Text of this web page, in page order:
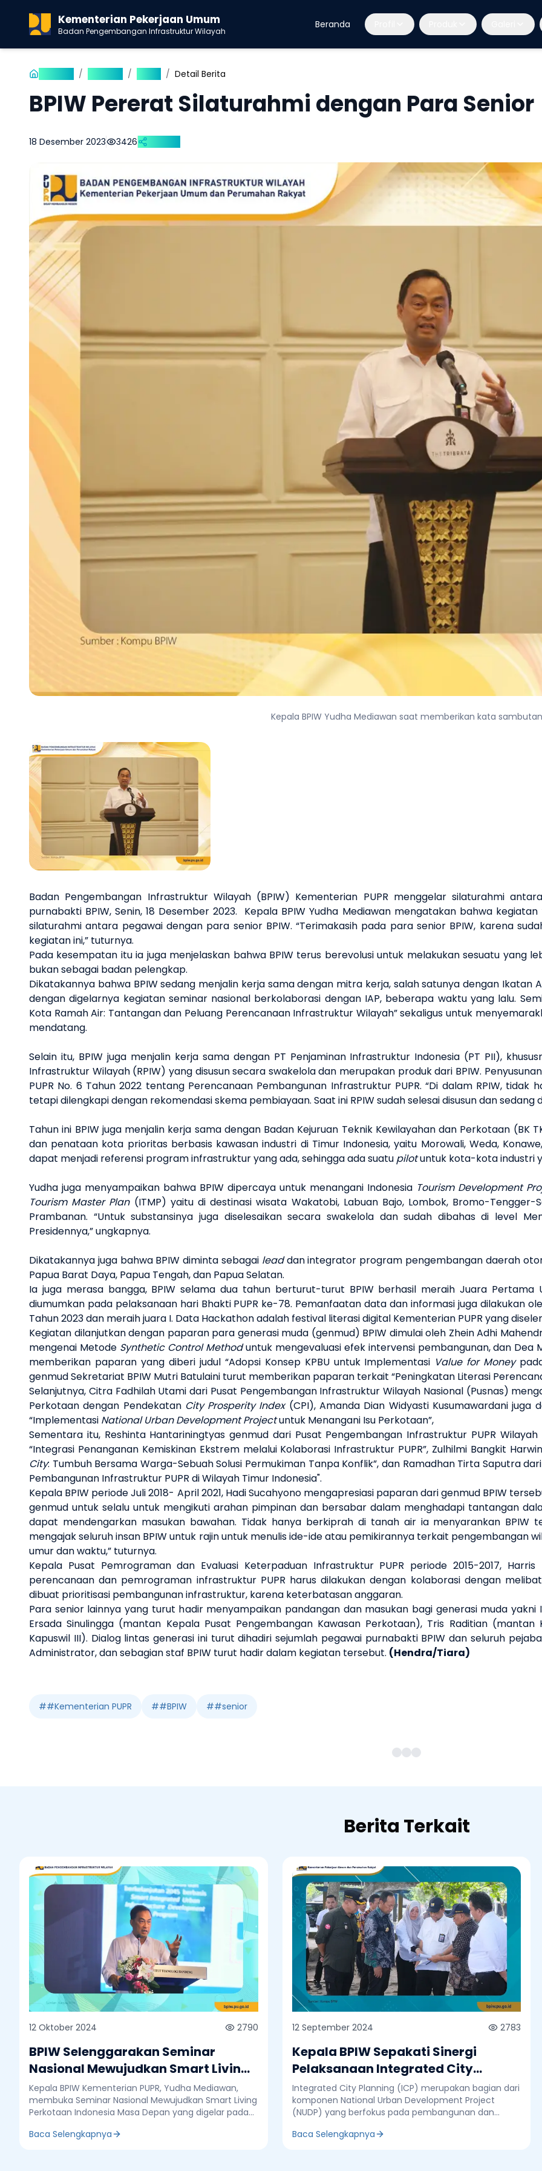
Kementerian Pekerjaan Umum
Badan Pengembangan Infrastruktur Wilayah
Beranda
/ / / Detail Berita
BPIW Pererat Silaturahmi dengan Para Senior
18 Desember 2023 3426
Kepala BPIW Yudha Mediawan saat memberikan kata sambutan
Previous slide
Badan Pengembangan Infrastruktur Wilayah (BPIW) Kementerian PUPR menggelar silaturahmi
purnabakti BPIW, Senin, 18 Desember 2023. Kepala BPIW Yudha Mediawan mengatakan bahwa
silaturahmi antara pegawai dengan para senior BPIW. “Terimakasih pada para senior BPIW, karena
kegiatan ini,” tuturnya.
Pada kesempatan itu ia juga menjelaskan bahwa BPIW terus berevolusi untuk melakukan sesuatu yang
bukan sebagai badan pelengkap.
Dikatakannya bahwa BPIW sedang menjalin kerja sama dengan mitra kerja, salah satunya dengan Ikatan
dengan digelarnya kegiatan seminar nasional berkolaborasi dengan IAP, beberapa waktu yang lalu.
Kota Ramah Air: Tantangan dan Peluang Perencanaan Infrastruktur Wilayah” sekaligus untuk
mendatang.
Selain itu, BPIW juga menjalin kerja sama dengan PT Penjaminan Infrastruktur Indonesia (PT PII),
Infrastruktur Wilayah (RPIW) yang disusun secara swakelola dan merupakan produk dari BPIW.
PUPR No. 6 Tahun 2022 tentang Perencanaan Pembangunan Infrastruktur PUPR. “Di dalam RPIW,
tetapi dilengkapi dengan rekomendasi skema pembiayaan. Saat ini RPIW sudah selesai disusun dan sedang
Tahun ini BPIW juga menjalin kerja sama dengan Badan Kejuruan Teknik Kewilayahan dan Perkotaan
dan penataan kota prioritas berbasis kawasan industri di Timur Indonesia, yaitu Morowali, Weda,
dapat menjadi referensi program infrastruktur yang ada, sehingga ada suatu pilotuntuk kota-kota industri
Yudha juga menyampaikan bahwa BPIW dipercaya untuk menangani Indonesia Tourism Development
Tourism Master Plan(ITMP) yaitu di destinasi wisata Wakatobi, Labuan Bajo, Lombok, Bromo-
Prambanan. “Untuk substansinya juga diselesaikan secara swakelola dan sudah dibahas di level
Presidennya,” ungkapnya.
Dikatakannya juga bahwa BPIW diminta sebagai leaddan integrator program pengembangan daerah
Papua Barat Daya, Papua Tengah, dan Papua Selatan.
Ia juga merasa bangga, BPIW selama dua tahun berturut-turut BPIW berhasil meraih Juara Pertama
diumumkan pada pelaksanaan hari Bhakti PUPR ke-78. Pemanfaatan data dan informasi juga dilakukan
Tahun 2023 dan meraih juara I. Data Hackathon adalah festival literasi digital Kementerian PUPR yang
Kegiatan dilanjutkan dengan paparan para generasi muda (genmud) BPIW dimulai oleh Zhein Adhi
mengenai Metode Synthetic Control Methoduntuk mengevaluasi efek intervensi pembangunan, dan Dea
memberikan paparan yang diberi judul “Adopsi Konsep KPBU untuk Implementasi Value for Money
genmud Sekretariat BPIW Mutri Batulaini turut memberikan paparan terkait “Peningkatan Literasi
Selanjutnya, Citra Fadhilah Utami dari Pusat Pengembangan Infrastruktur Wilayah Nasional (Pusnas)
Perkotaan dengan Pendekatan City Prosperity Index(CPI), Amanda Dian Widyasti Kusumawardani
“Implementasi National Urban Development Projectuntuk Menangani Isu Perkotaan”,
Sementara itu, Reshinta Hantariningtyas genmud dari Pusat Pengembangan Infrastruktur PUPR
“Integrasi Penanganan Kemiskinan Ekstrem melalui Kolaborasi Infrastruktur PUPR”, Zulhilmi Bangkit
City: Tumbuh Bersama Warga-Sebuah Solusi Permukiman Tanpa Konflik”, dan Ramadhan Tirta Saputra
Pembangunan Infrastruktur PUPR di Wilayah Timur Indonesia".
Kepala BPIW periode Juli 2018- April 2021, Hadi Sucahyono mengapresiasi paparan dari genmud BPIW
genmud untuk selalu untuk mengikuti arahan pimpinan dan bersabar dalam menghadapi tantangan
dapat mendengarkan masukan bawahan. Tidak hanya berkiprah di tanah air ia menyarankan BPIW
mengajak seluruh insan BPIW untuk rajin untuk menulis ide-ide atau pemikirannya terkait pengembangan
umur dan waktu,” tuturnya.
Kepala Pusat Pemrograman dan Evaluasi Keterpaduan Infrastruktur PUPR periode 2015-2017,
perencanaan dan pemrograman infrastruktur PUPR harus dilakukan dengan kolaborasi dengan
dibuat prioritisasi pembangunan infrastruktur, karena keterbatasan anggaran.
Para senior lainnya yang turut hadir menyampaikan pandangan dan masukan bagi generasi muda
Ersada Sinulingga (mantan Kepala Pusat Pengembangan Kawasan Perkotaan), Tris Raditian
Kapuswil III). Dialog lintas generasi ini turut dihadiri sejumlah pegawai purnabakti BPIW dan seluruh
Administrator, dan sebagian staf BPIW turut hadir dalam kegiatan tersebut. (Hendra/Tiara)
##Kementerian PUPR ##BPIW ##senior
Berita Terkait
12 Oktober 2024 2790
BPIW Selenggarakan Seminar
Nasional Mewujudkan Smart Living
Perkotaan Indonesia Masa Depan
Kepala BPIW Kementerian PUPR, Yudha Mediawan,
membuka Seminar Nasional Mewujudkan Smart Living
Perkotaan Indonesia Masa Depan yang digelar pada
Timur, Institut Teknologi Bandung (ITB). Yudha
Baca Selengkapnya
12 September 2024 2783
Kepala BPIW Sepakati Sinergi
Pelaksanaan Integrated City
Planning Belitung dengan Pj
Gubernur Kepulauan Babel dan Pj
Bupati Kabupaten Belitung
Integrated City Planning (ICP) merupakan bagian dari
komponen National Urban Development Project
(NUDP) yang berfokus pada pembangunan dan
prioritas di 10 kota, salah satunya di Belitung. Pada
Baca Selengkapnya